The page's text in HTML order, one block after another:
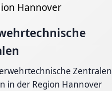
Hannover
Zentralen
in der Region Hannover